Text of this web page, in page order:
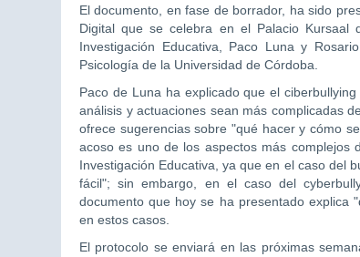
El documento, en fase de borrador, ha sido
Digital que se celebra en el Palacio Kursaal
Investigación Educativa, Paco Luna y
Psicología de la Universidad de Córdoba.
Paco de Luna ha explicado que el
análisis y actuaciones sean más complicadas
ofrece sugerencias sobre "qué hacer y cómo
acoso es uno de los aspectos más complejos
Investigación Educativa, ya que en el caso del
fácil"; sin embargo, en el caso del
documento que hoy se ha presentado explica
en estos casos.
El protocolo se enviará en las próximas